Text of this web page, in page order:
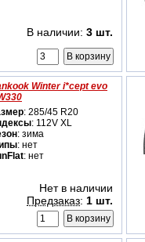
В наличии: 3 шт.
Winter i*cept evo
: 285/45 R20
: 112V XL
: зима
: нет
: нет
Нет в наличии
Предзаказ: 1 шт.